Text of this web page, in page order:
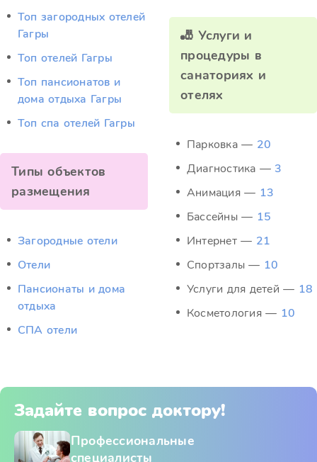
Топ загородных отелей
Гагры
Топ отелей Гагры
Топ пансионатов и
дома отдыха Гагры
Топ спа отелей Гагры
Типы объектов
размещения
Загородные отели
Отели
Пансионаты и дома
отдыха
СПА отели
🎳 Услуги и
процедуры в
санаториях и
отелях
Парковка — 20
Диагностика — 3
Анимация — 13
Бассейны — 15
Интернет — 21
Спортзалы — 10
Услуги для детей — 18
Косметология — 10
Задайте вопрос доктору!
Профессиональные
специалисты